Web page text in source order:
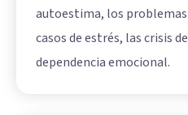
autoestima, los
casos de estrés, las crisis
dependencia emocional.